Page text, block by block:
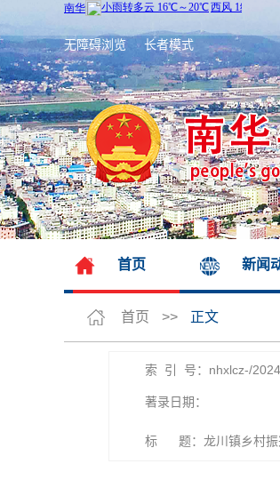
无障碍浏览 长者模式
首页 新闻
首页 >> 正文
索 引 号：nhxlcz-/
著录日期：
标 题：龙川镇乡村振